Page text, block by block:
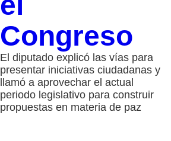
Congreso
El diputado explicó las vías para
presentar iniciativas ciudadanas y
llamó a aprovechar el actual
periodo legislativo para construir
propuestas en materia de paz